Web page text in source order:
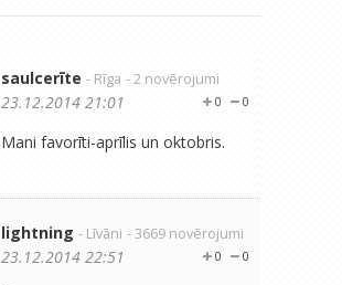
saulcerīte - Rīga - 2 novērojumi
0
0
23.12.2014 21:01
Mani favorīti-aprīlis un oktobris.
lightning - Līvāni - 3669 novērojumi
0
0
23.12.2014 22:51